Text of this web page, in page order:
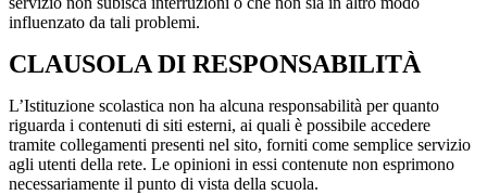
influenzato da tali problemi.
CLAUSOLA DI RESPONSABILITÀ
L’Istituzione scolastica non ha alcuna responsabilità per quanto
riguarda i contenuti di siti esterni, ai quali è possibile accedere
tramite collegamenti presenti nel sito, forniti come semplice servizio
agli utenti della rete. Le opinioni in essi contenute non esprimono
necessariamente il punto di vista della scuola.